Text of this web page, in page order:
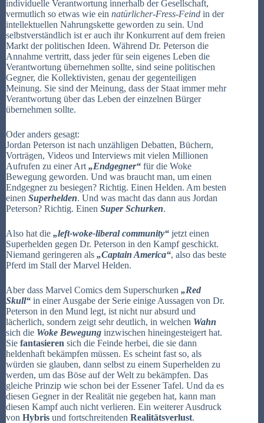
individuelle Verantwortung innerhalb der Gesellschaft,
vermutlich so etwas wie ein natürlicher-Fress-Feind in der
intellektuellen Nahrungskette geworden zu sein. Und
selbstverständlich ist er auch ihr Konkurrent auf dem freien
Markt der politischen Ideen. Während Dr. Peterson die
Annahme vertritt, dass jeder für sein eigenes Leben die
Verantwortung übernehmen sollte, sind seine politischen
Gegner, die Kollektivisten, genau der gegenteiligen
Meinung. Sie sind der Meinung, dass der Staat immer mehr
Verantwortung über das Leben der einzelnen Bürger
übernehmen sollte.
Oder anders gesagt:
Jordan Peterson ist nach unzähligen Debatten, Büchern,
Vorträgen, Videos und Interviews mit vielen Millionen
Aufrufen zu einer Art „Endgegner“ für die Woke
Bewegung geworden. Und was braucht man, um einen
Endgegner zu besiegen? Richtig. Einen Helden. Am besten
einen Superhelden. Und was macht das dann aus Jordan
Peterson? Richtig. Einen Super Schurken.
Also hat die „left-woke-liberal community“ jetzt einen
Superhelden gegen Dr. Peterson in den Kampf geschickt.
Niemand geringeren als „Captain America“, also das beste
Pferd im Stall der Marvel Helden.
Aber dass Marvel Comics dem Superschurken „Red
Skull“ in einer Ausgabe der Serie einige Aussagen von Dr.
Peterson in den Mund legt, ist nicht nur absurd und
lächerlich, sondern zeigt sehr deutlich, in welchen Wahn
sich die Woke Bewegung inzwischen hineingesteigert hat.
Sie fantasieren sich die Feinde herbei, die sie dann
heldenhaft bekämpfen müssen. Es scheint fast so, als
würden sie glauben, dann selbst zu einem Superhelden zu
werden, um das Böse auf der Welt zu bekämpfen. Das
gleiche Prinzip wie schon bei der Essener Tafel. Und da es
diesen Gegner in der Realität nie gegeben hat, kann man
diesen Kampf auch nicht verlieren. Ein weiterer Ausdruck
von Hybris und fortschreitenden Realitätsverlust.